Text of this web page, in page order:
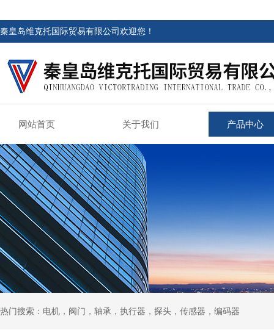
秦皇岛维克托国际贸易有限公司欢迎您！
网站首页 关于我们 产品中心
热门搜索：电机，阀门，轴承，执行器，探头，传感器，编码器